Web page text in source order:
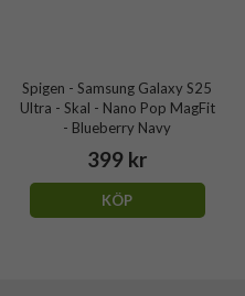
Spigen - Samsung Galaxy S25
Ultra - Skal - Nano Pop MagFit
- Blueberry Navy
399 kr
KÖP